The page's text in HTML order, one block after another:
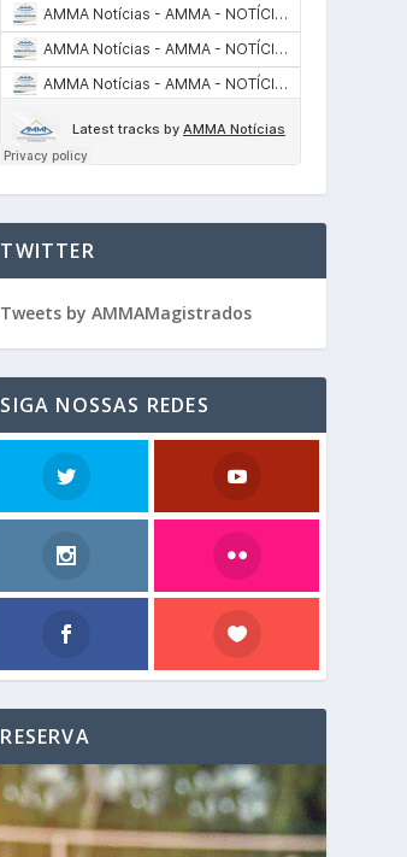
TWITTER
Tweets by AMMAMagistrados
SIGA NOSSAS REDES
RESERVA